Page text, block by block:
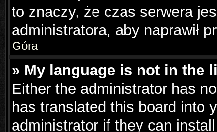
to znaczy, że czas serwera
administratora, aby naprawił
Góra
» My language is not in the
Either the administrator has
has translated this board into
administrator if they can